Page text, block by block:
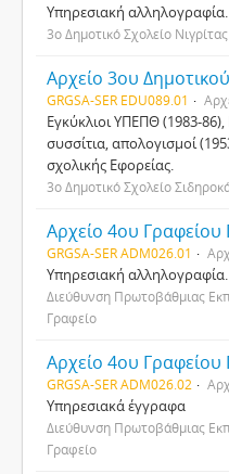
Υπηρεσιακή αλληλογραφία.
3ο Δημοτικό Σχολείο Νιγρίτας
GRGSA-SER EDU089.01
Εγκύκλιοι ΥΠΕΠΘ (1983-
συσσίτια, απολογισμοί
σχολικής Εφορείας.
3ο Δημοτικό Σχολείο
GRGSA-SER ADM026.01
Υπηρεσιακή αλληλογραφία.
Διεύθυνση Πρωτοβάθμιας
Γραφείο
GRGSA-SER ADM026.02
Υπηρεσιακά έγγραφα
Διεύθυνση Πρωτοβάθμιας
Γραφείο